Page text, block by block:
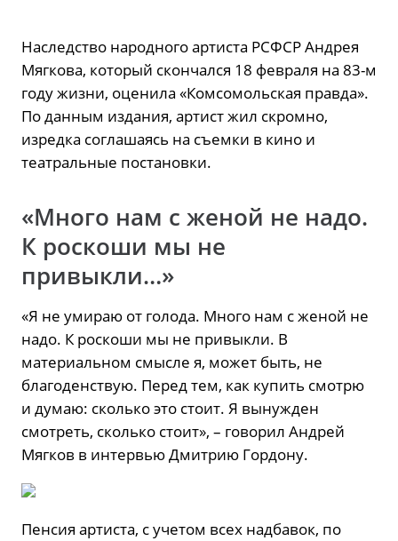
Наследство народного артиста РСФСР Андрея
Мягкова, который скончался 18 февраля на 83-м
году жизни, оценила «Комсомольская правда».
По данным издания, артист жил скромно,
изредка соглашаясь на съемки в кино и
театральные постановки.
«Много нам с женой не надо.
К роскоши мы не
привыкли…»
«Я не умираю от голода. Много нам с женой не
надо. К роскоши мы не привыкли. В
материальном смысле я, может быть, не
благоденствую. Перед тем, как купить смотрю
и думаю: сколько это стоит. Я вынужден
смотреть, сколько стоит», – говорил Андрей
Мягков в интервью Дмитрию Гордону.
Пенсия артиста, с учетом всех надбавок, по